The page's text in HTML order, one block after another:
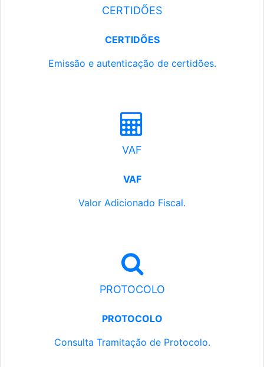
CERTIDÕES
CERTIDÕES
Emissão e autenticação de certidões.
VAF
VAF
Valor Adicionado Fiscal.
PROTOCOLO
PROTOCOLO
Consulta Tramitação de Protocolo.